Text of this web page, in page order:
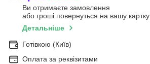
Ви отримаєте замовлення
або гроші повернуться на вашу картку
Детальніше
Готівкою (Київ)
Оплата за реквізитами